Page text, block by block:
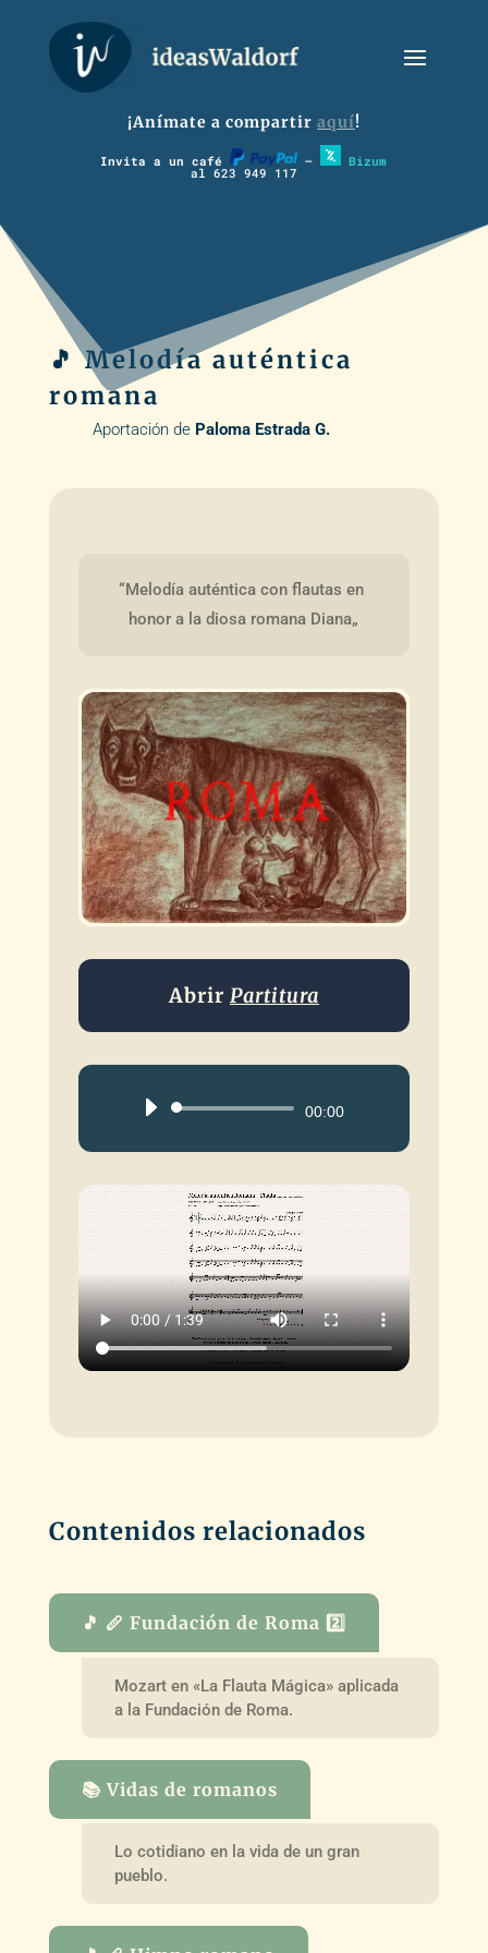
¡Anímate a compartir aquí!
Invita a un café – Bizum
al 623 949 117
🎵 Melodía auténtica
romana
Aportación de Paloma Estrada G.
“Melodía auténtica con flautas en
honor a la diosa romana Diana„
Abrir Partitura
Reproductor00:00
Contenidos relacionados
🎵 🪈 Fundación de Roma 2️⃣
Mozart en «La Flauta Mágica» aplicada
a la Fundación de Roma.
📚 Vidas de romanos
Lo cotidiano en la vida de un gran
pueblo.